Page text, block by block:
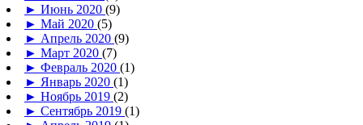
► Июнь 2020 (9)
► Май 2020 (5)
► Апрель 2020 (9)
► Март 2020 (7)
► Февраль 2020 (1)
► Январь 2020 (1)
► Ноябрь 2019 (2)
► Сентябрь 2019 (1)